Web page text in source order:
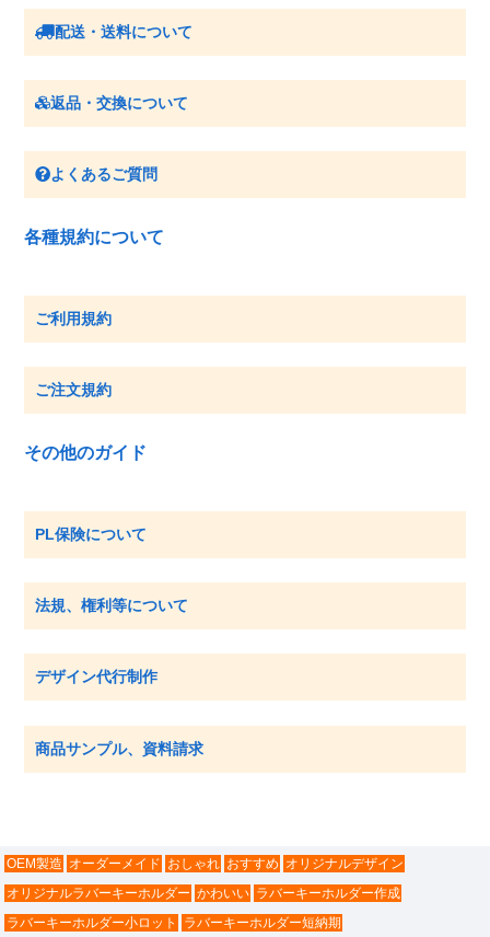
配送・送料について
返品・交換について
よくあるご質問
各種規約について
ご利用規約
ご注文規約
その他のガイド
PL保険について
法規、権利等について
デザイン代行制作
商品サンプル、資料請求
OEM製造 オーダーメイド おしゃれ おすすめ オリジナルデザイン
オリジナルラバーキーホルダー かわいい ラバーキーホルダー作成
ラバーキーホルダー小ロット
ラバーキーホルダー短納期